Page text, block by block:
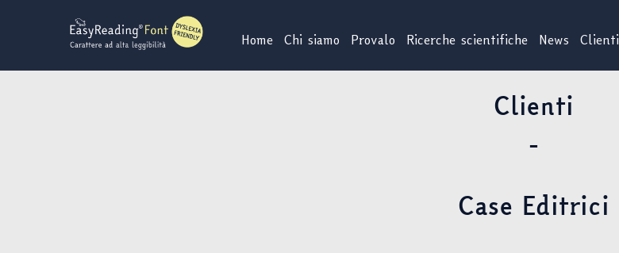
Home Chi siamo Provalo Ricerche scientifiche News Clienti
Clienti
-
Case Editrici